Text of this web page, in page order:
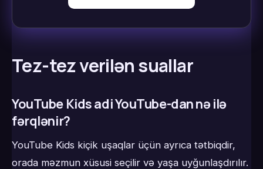
Tez-tez verilən suallar
YouTube Kids adi YouTube-dan nə ilə
fərqlənir?
YouTube Kids kiçik uşaqlar üçün ayrıca tətbiqdir,
orada məzmun xüsusi seçilir və yaşa uyğunlaşdırılır.